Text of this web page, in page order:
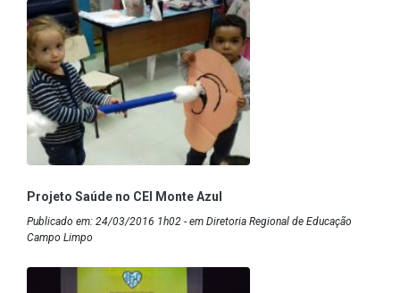
Projeto Saúde no CEI Monte Azul
Publicado em: 24/03/2016 1h02 - em Diretoria Regional de Educação
Campo Limpo